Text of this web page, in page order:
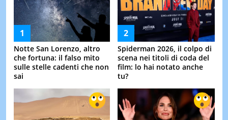
Notte San Lorenzo, altro
che fortuna: il falso mito
sulle stelle cadenti che non
sai
Spiderman 2026, il colpo di
scena nei titoli di coda del
film: lo hai notato anche
tu?